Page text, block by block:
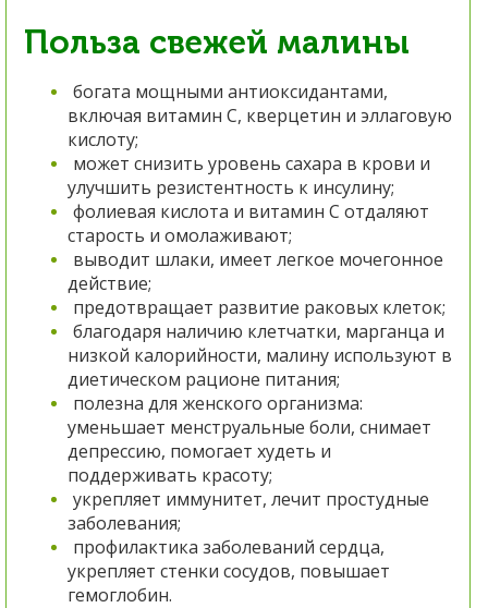
Польза свежей малины
богата мощными антиоксидантами,
включая витамин C, кверцетин и эллаговую
кислоту;
может снизить уровень сахара в крови и
улучшить резистентность к инсулину;
фолиевая кислота и витамин С отдаляют
старость и омолаживают;
выводит шлаки, имеет легкое мочегонное
действие;
предотвращает развитие раковых клеток;
благодаря наличию клетчатки, марганца и
низкой калорийности, малину используют в
диетическом рационе питания;
полезна для женского организма:
уменьшает менструальные боли, снимает
депрессию, помогает худеть и
поддерживать красоту;
укрепляет иммунитет, лечит простудные
заболевания;
профилактика заболеваний сердца,
укрепляет стенки сосудов, повышает
гемоглобин.